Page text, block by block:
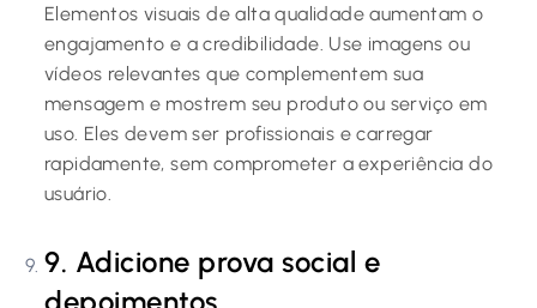
Elementos visuais de alta qualidade aumentam o
engajamento e a credibilidade. Use imagens ou
vídeos relevantes que complementem sua
mensagem e mostrem seu produto ou serviço em
uso. Eles devem ser profissionais e carregar
rapidamente, sem comprometer a experiência do
usuário.
9. Adicione prova social e